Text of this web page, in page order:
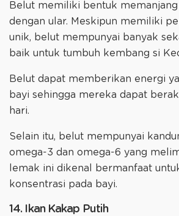
Belut memiliki bentuk
dengan ular. Meskipun memiliki
unik, belut mempunyai banyak
baik untuk tumbuh kembang si
Belut dapat memberikan energi
bayi sehingga mereka dapat
hari.
Selain itu, belut mempunyai
omega-3 dan omega-6 yang
lemak ini dikenal bermanfaat
konsentrasi pada bayi.
14. Ikan Kakap Putih